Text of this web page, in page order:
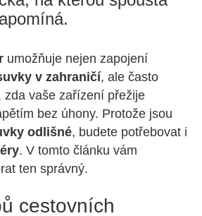
umožňuje nejen zapojení
v zahraničí, ale často
zda vaše zařízení přežije
bez úhony. Protože jsou
odlišné, budete potřebovat i
. V tomto článku vám
ten správný.
cestovních